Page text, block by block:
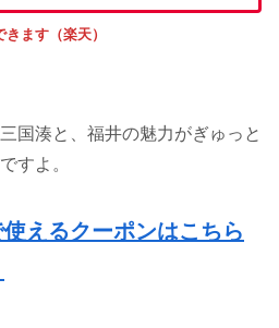
ます（楽天）
国湊と、福井の魅力がぎゅっと
すよ。
えるクーポンはこちら